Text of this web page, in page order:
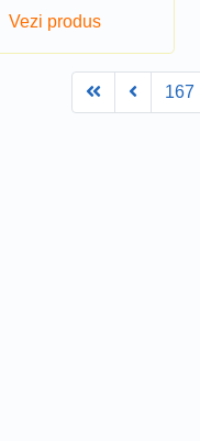
Vezi produs
FirstPrev167